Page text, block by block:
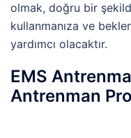
olmak, doğru bir
kullanmanıza ve
yardımcı olacaktır.
EMS
Antrenman